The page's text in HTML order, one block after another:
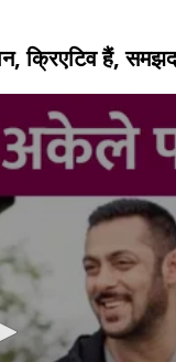
क्रिएटिव हैं,